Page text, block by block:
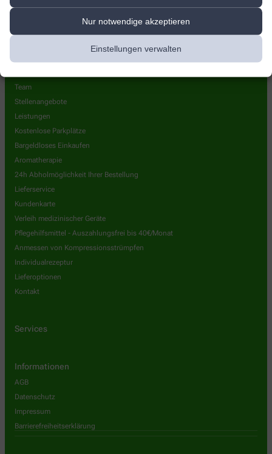
Nur notwendige akzeptieren
Einstellungen verwalten
Team
Stellenangebote
Leistungen
Kostenlose Parkplätze
Bargeldloses Einkaufen
Aromatherapie
24h Abholmöglichkeit Ihrer Bestellung
Lieferservice
Kundenkarte
Verleih medizinischer Geräte
Pflegehilfsmittel - Auszahlungsfrei bis 40€/Monat
Anmessen von Kompressionsstrümpfen
Individualrezeptur
Lieferoptionen
Kontakt
Services
Informationen
AGB
Datenschutz
Impressum
Barrierefreiheitserklärung